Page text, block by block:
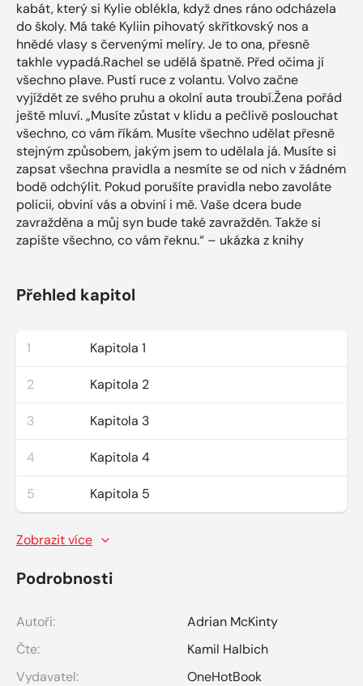
kabát, který si Kylie oblékla, když dnes ráno odcházela
do školy. Má také Kyliin pihovatý skřítkovský nos a
hnědé vlasy s červenými melíry. Je to ona, přesně
takhle vypadá.Rachel se udělá špatně. Před očima jí
všechno plave. Pustí ruce z volantu. Volvo začne
vyjíždět ze svého pruhu a okolní auta troubí.Žena pořád
ještě mluví. „Musíte zůstat v klidu a pečlivě poslouchat
všechno, co vám říkám. Musíte všechno udělat přesně
stejným způsobem, jakým jsem to udělala já. Musíte si
zapsat všechna pravidla a nesmíte se od nich v žádném
bodě odchýlit. Pokud porušíte pravidla nebo zavoláte
policii, obviní vás a obviní i mě. Vaše dcera bude
zavražděna a můj syn bude také zavražděn. Takže si
zapište všechno, co vám řeknu.“ – ukázka z knihy
Přehled kapitol
1 Kapitola 1
2 Kapitola 2
3 Kapitola 3
4 Kapitola 4
5 Kapitola 5
Zobrazit více
Podrobnosti
Autoři:
Adrian McKinty
Čte:
Kamil Halbich
Vydavatel:
OneHotBook